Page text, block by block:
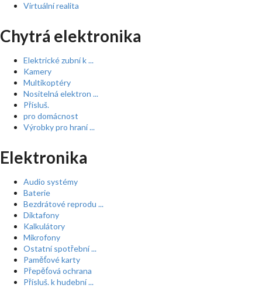
Virtuální realita
Chytrá elektronika
Elektrické zubní k ...
Kamery
Multikoptéry
Nositelná elektron ...
Přísluš.
pro domácnost
Výrobky pro hraní ...
Elektronika
Audio systémy
Baterie
Bezdrátové reprodu ...
Diktafony
Kalkulátory
Mikrofony
Ostatní spotřební ...
Paměťové karty
Přepěťová ochrana
Přísluš. k hudební ...